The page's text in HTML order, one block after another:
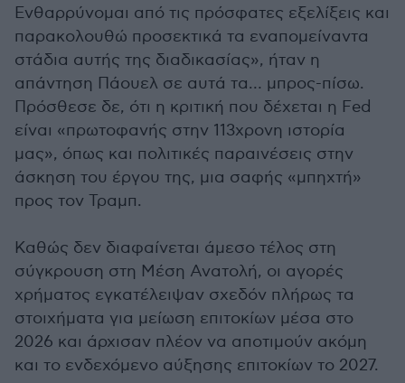
Ενθαρρύνομαι από τις πρόσφατες εξελίξεις και
παρακολουθώ προσεκτικά τα εναπομείναντα
στάδια αυτής της διαδικασίας», ήταν η
απάντηση Πάουελ σε αυτά τα… μπρος-πίσω.
Πρόσθεσε δε, ότι η κριτική που δέχεται η Fed
είναι «πρωτοφανής στην 113χρονη ιστορία
μας», όπως και πολιτικές παραινέσεις στην
άσκηση του έργου της, μια σαφής «μπηχτή»
προς τον Τραμπ.
Καθώς δεν διαφαίνεται άμεσο τέλος στη
σύγκρουση στη Μέση Ανατολή, οι αγορές
χρήματος εγκατέλειψαν σχεδόν πλήρως τα
στοιχήματα για μείωση επιτοκίων μέσα στο
2026 και άρχισαν πλέον να αποτιμούν ακόμη
και το ενδεχόμενο αύξησης επιτοκίων το 2027.